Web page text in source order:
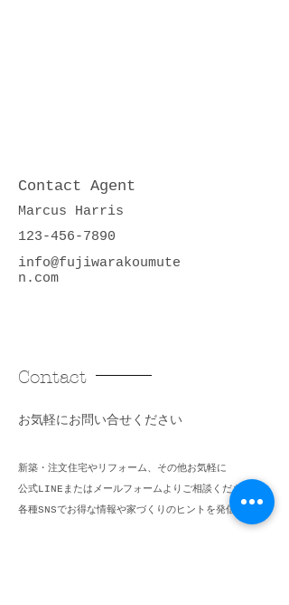
Contact Agent
Marcus Harris
123-456-7890
info@fujiwarakoumute
n.com
Contact
​お気軽にお問い合せください
新築・注文住宅やリフォーム、その他お気軽に
公式LINEまたはメールフォームよりご相談ください。
​各種SNSでお得な情報や家づくりのヒントを発信中。